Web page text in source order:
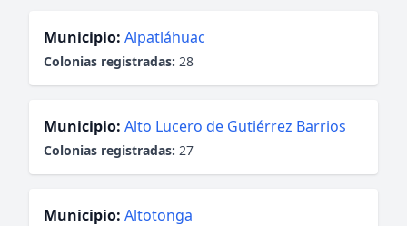
Municipio: Alpatláhuac
Colonias registradas: 28
Municipio: Alto Lucero de Gutiérrez Barrios
Colonias registradas: 27
Municipio: Altotonga